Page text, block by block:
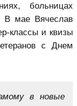
больницах
В мае Вячеслав
классы и квизы
с Днем
в новые